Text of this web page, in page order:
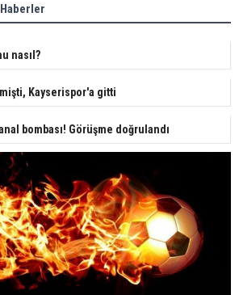
nasıl?
Kayserispor'a gitti
bombası! Görüşme doğrulandı